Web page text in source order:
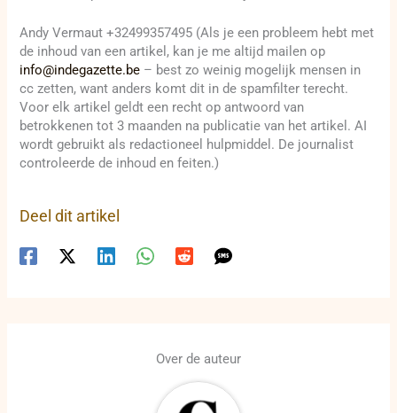
Andy Vermaut +32499357495 (Als je een probleem hebt met
de inhoud van een artikel, kan je me altijd mailen op
info@indegazette.be – best zo weinig mogelijk mensen in
cc zetten, want anders komt dit in de spamfilter terecht.
Voor elk artikel geldt een recht op antwoord van
betrokkenen tot 3 maanden na publicatie van het artikel. AI
wordt gebruikt als redactioneel hulpmiddel. De journalist
controleerde de inhoud en feiten.)
Deel dit artikel
Over de auteur